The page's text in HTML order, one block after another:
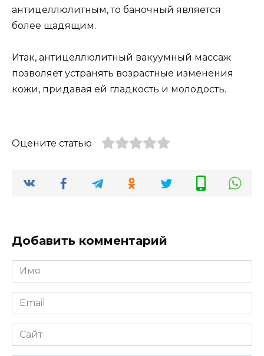
антицеллюлитным, то баночный является
более щадящим.
Итак, антицеллюлитный вакуумный массаж
позволяет устранять возрастные изменения
кожи, придавая ей гладкость и молодость.
Оцените статью
Добавить комментарий
Имя
*
Email
*
Сайт